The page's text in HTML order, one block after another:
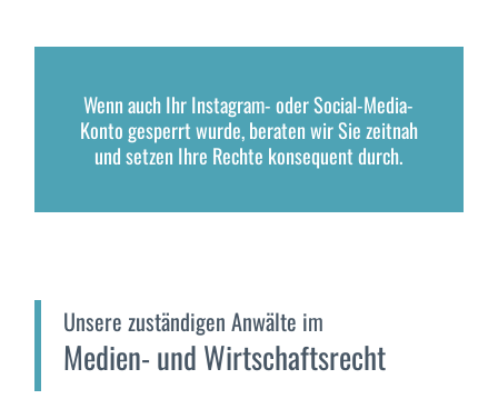
Wenn auch Ihr Instagram- oder Social-Media-
Konto gesperrt wurde, beraten wir Sie zeitnah
und setzen Ihre Rechte konsequent durch.
Unsere zuständigen Anwälte im
Medien- und Wirtschaftsrecht